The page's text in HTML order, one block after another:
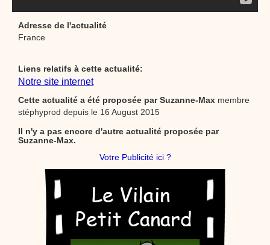
Adresse de l'actualité
France
Liens relatifs à cette actualité:
Notre site internet
Cette actualité a été proposée parSuzanne-Max membre
stéphyprod depuis le 16 August 2015
Il n'y a pas encore d'autre actualité proposée par
Suzanne-Max.
Votre Publicité ici ?